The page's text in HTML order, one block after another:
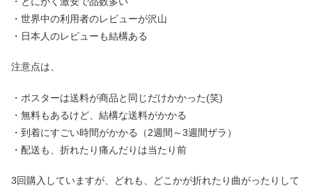
・世界中の利用者のレビューが沢山
・日本人のレビューも結構ある
注意点は、
・ポスターは送料が商品と同じだけかかった(笑)
・無料もあるけど、結構な送料がかかる
・到着にすごい時間がかかる（2週間～3週間ザラ）
・配送も、折れたり痛んだりは当たり前
3回購入していますが、どれも、どこかが折れたり曲がったりして